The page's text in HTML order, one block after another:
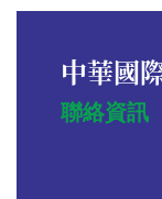
中華國
聯絡資訊